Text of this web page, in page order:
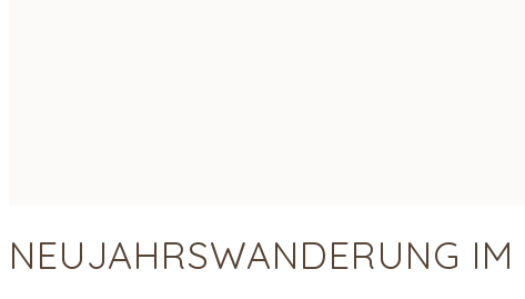
NEUJAHRSWANDERUNG